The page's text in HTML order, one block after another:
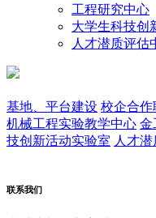
工程研究中心
大学生科技创
人才潜质评估
基地、平台建设 校企合作
机械工程实验教学中心 金
技创新活动实验室 人才
联系我们